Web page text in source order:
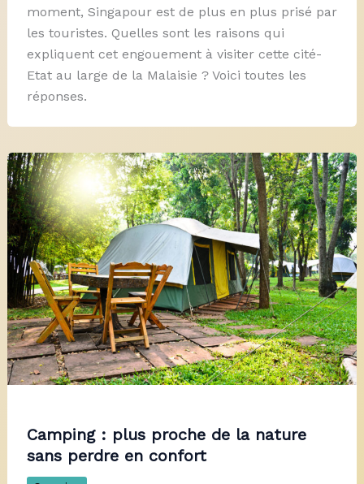
moment, Singapour est de plus en plus prisé par
les touristes. Quelles sont les raisons qui
expliquent cet engouement à visiter cette cité-
Etat au large de la Malaisie ? Voici toutes les
réponses.
Camping : plus proche de la nature
sans perdre en confort